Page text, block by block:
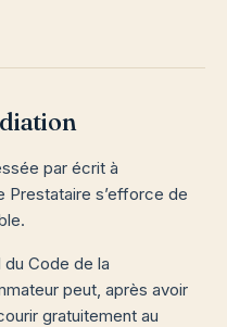
par écrit à
Prestataire s’efforce de
du Code de la
peut, après avoir
gratuitement au